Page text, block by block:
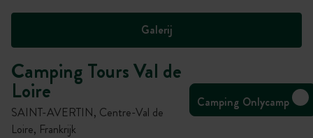
Galerij
Camping Tours Val de
Loire
SAINT-AVERTIN, Centre-Val de
Loire, Frankrijk
Camping Onlycamp